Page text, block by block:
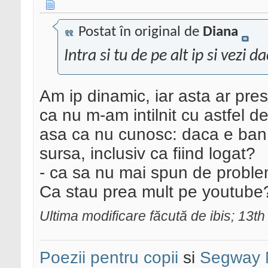
Postat în original de Diana
Intra si tu de pe alt ip si vezi
Am ip dinamic, iar asta ar
ca nu m-am intilnit cu astfel
asa ca nu cunosc: daca e
sursa, inclusiv ca fiind logat?
- ca sa nu mai spun de
Ca stau prea mult pe
Ultima modificare făcută de ibis;
Poezii pentru copii si Segway